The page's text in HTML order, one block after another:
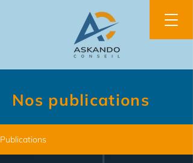
Nos publications
Publications